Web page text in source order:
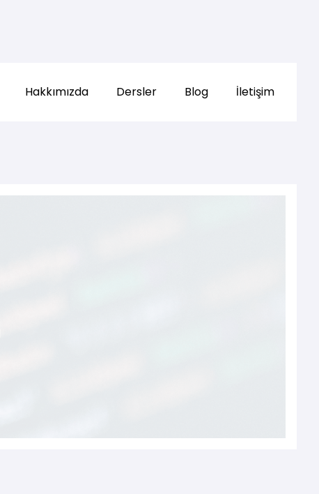
Hakkımızda Dersler Blog İletişim